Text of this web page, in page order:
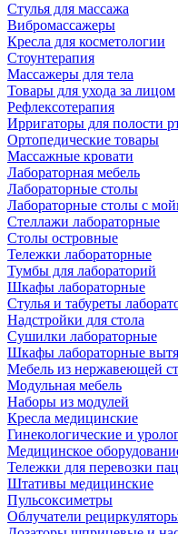
Стулья для массажа
Вибромассажеры
Кресла для косметологии
Стоунтерапия
Массажеры для тела
Товары для ухода за лицом
Рефлексотерапия
Ирригаторы для полости
Ортопедические товары
Массажные кровати
Лабораторная мебель
Лабораторные столы
Лабораторные столы с
Стеллажи лабораторные
Столы островные
Тележки лабораторные
Тумбы для лабораторий
Шкафы лабораторные
Стулья и табуреты
Надстройки для стола
Сушилки лабораторные
Шкафы лабораторные
Мебель из нержавеющей
Модульная мебель
Наборы из модулей
Кресла медицинские
Гинекологические и
Медицинское
Тележки для перевозки
Штативы медицинские
Пульсоксиметры
Облучатели